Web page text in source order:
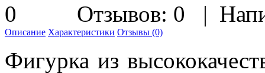
Отзывов: 0 |
Описание Характеристики Отзывы (0)
Фигурка из